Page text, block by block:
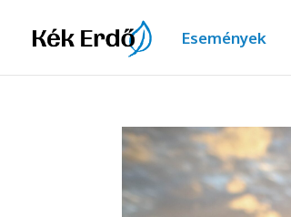
window
Események